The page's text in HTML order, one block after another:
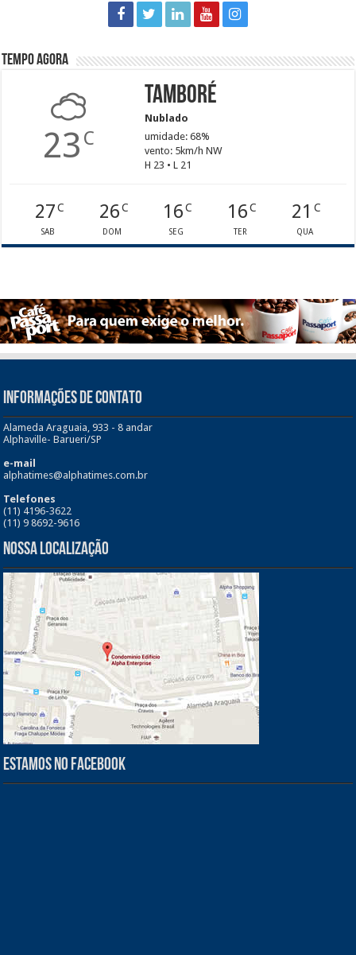
Tempo agora
23 C
Tamboré
Nublado
umidade: 68%
vento: 5km/h NW
H 23 • L 21
27C
SAB
26C
DOM
16 C
SEG
16C
TER
21 C
QUA
INFORMAÇÕES DE CONTATO
Alameda Araguaia, 933 - 8 andar
Alphaville- Barueri/SP
e-mail
alphatimes@alphatimes.com.br
Telefones
(11) 4196-3622
(11) 9 8692-9616
Nossa Localização
Estamos no Facebook